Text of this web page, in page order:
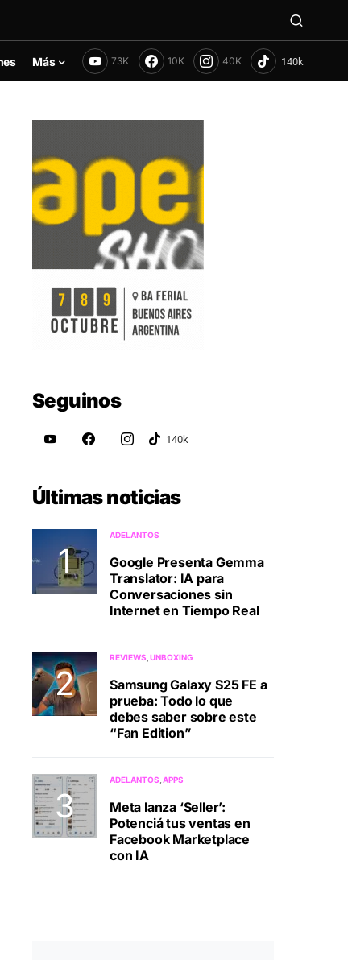
Más 73K 10K 40K
Seguinos
Últimas noticias
ADELANTOS
Google Presenta Gemma
Translator: IA para
Conversaciones sin
Internet en Tiempo Real
REVIEWS UNBOXING
Samsung Galaxy S25 FE a
prueba: Todo lo que
debes saber sobre este
“Fan Edition”
ADELANTOS APPS
Meta lanza ‘Seller’:
Potenciá tus ventas en
Facebook Marketplace
con IA